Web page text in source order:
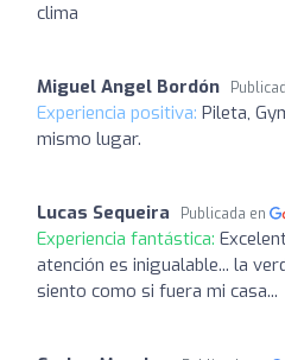
clima
Miguel Angel Bordón
Experiencia positiva: Pileta,
mismo lugar.
Lucas Sequeira Publicada en
Experiencia fantástica:
atención es inigualable... la
siento como si fuera mi casa...